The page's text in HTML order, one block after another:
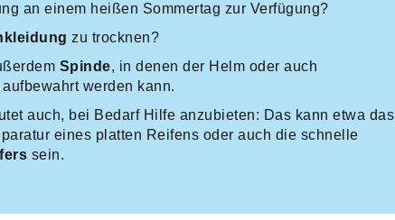
an einem heißen Sommertag zur Verfügung?
zu trocknen?
Spinde, in denen der Helm oder auch
werden kann.
auch, bei Bedarf Hilfe anzubieten: Das kann etwa das
eines platten Reifens oder auch die schnelle
sein.